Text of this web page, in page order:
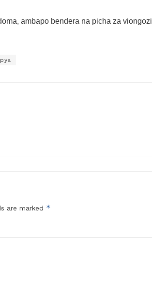
ambapo bendera na picha za viongozi
are marked *